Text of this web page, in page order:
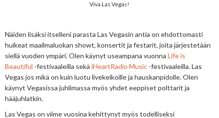
Viva Las Vegas!
Näiden lisäksi itselleni parasta Las Vegasin antia on ehdottomasti
huikeat maailmaluokan showt, konsertit ja festarit, joita järjestetään
siellä vuoden ympäri. Olen käynyt useampana vuonna Life is
Beautiful -festivaaleilla sekä iHeartRadio Music -festivaaleilla. Las
Vegas jos mikä on kuin luotu livekeikoille ja hauskanpidolle. Olen
käynyt Vegasissa juhlimassa myös yhdet eeppiset polttarit ja
hääjuhlatkin.
Las Vegas on viime vuosina kehittynyt myös todelliseksi